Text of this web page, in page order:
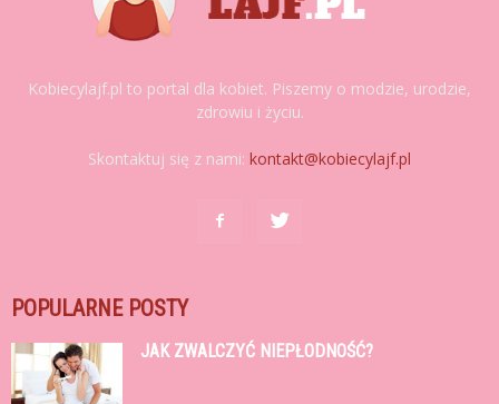
Kobiecylajf.pl to portal dla kobiet. Piszemy o modzie, urodzie,
zdrowiu i życiu.
Skontaktuj się z nami: kontakt@kobiecylajf.pl
POPULARNE POSTY
JAK ZWALCZYĆ NIEPŁODNOŚĆ?